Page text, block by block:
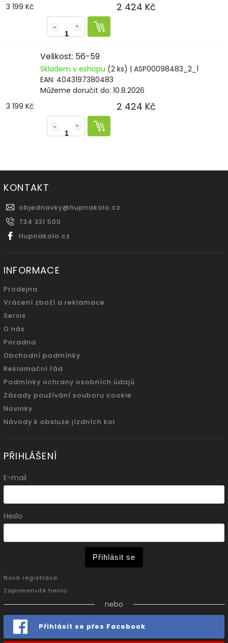
3 199 Kč
2 424 Kč
Velikost: 56-59
Skladem v eshopu (2 ks) | ASP00098483_2_1
EAN: 4043197380483
Můžeme doručit do: 10.8.2026
3 199 Kč
2 424 Kč
KONTAKT
objednavky@hupnakolo.cz
734 331 500
Hupnakolo.cz
INFORMACE
Prodejna
Vrácení zboží a reklamace
Servis
O nás
Poradna
Obchodní podmínky
Reklamační řád
Podmínky ochrany osobních údajů
Zásady používání souboru cookie
Novinky
Návody k obsluze jízdních kol
PŘIHLÁŠENÍ
E-mail
Heslo
Přihlásit se
Nová registrace
Zapomenuté heslo
nebo
Přihlásit se přes Facebook